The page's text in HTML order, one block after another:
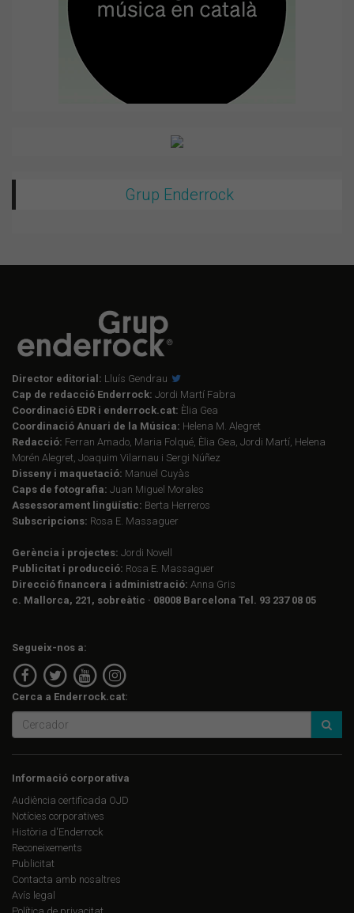
Grup Enderrock
Director editorial: Lluís Gendrau
Cap de redacció Enderrock: Jordi Martí Fabra
Coordinació EDR i enderrock.cat: Èlia Gea
Coordinació Anuari de la Música: Helena M. Alegret
Redacció: Ferran Amado, Maria Folqué, Èlia Gea, Jordi Martí, Helena
Morén Alegret, Joaquim Vilarnau i Sergi Núñez
Disseny i maquetació: Manuel Cuyàs
Caps de fotografia: Juan Miguel Morales
Assessorament lingüístic: Berta Herreros
Subscripcions: Rosa E. Massaguer
Gerència i projectes: Jordi Novell
Publicitat i producció: Rosa E. Massaguer
Direcció financera i administració: Anna Gris
c. Mallorca, 221, sobreàtic · 08008 Barcelona Tel. 93 237 08 05
Segueix-nos a:
Cerca a Enderrock.cat:
Informació corporativa
Audiència certificada OJD
Notícies corporatives
Història d'Enderrock
Reconeixements
Publicitat
Contacta amb nosaltres
Avís legal